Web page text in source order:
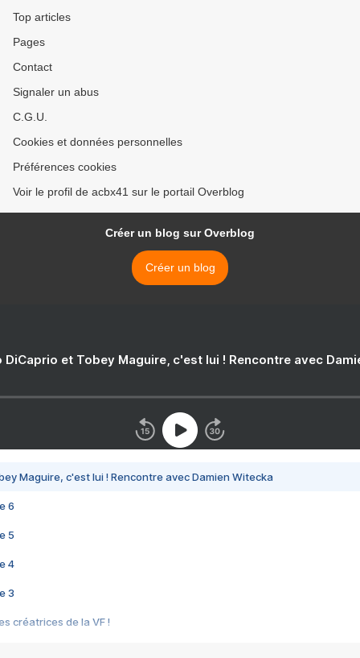
Top articles
Pages
Contact
Signaler un abus
C.G.U.
Cookies et données personnelles
Préférences cookies
Voir le profil de acbx41 sur le portail Overblog
Créer un blog sur Overblog
Créer un blog
DiCaprio et Tobey Maguire, c'est lui ! Rencontre avec
Maguire, c'est lui ! Rencontre avec Damien Witecka
6
5
4
3
créatrices de la VF !